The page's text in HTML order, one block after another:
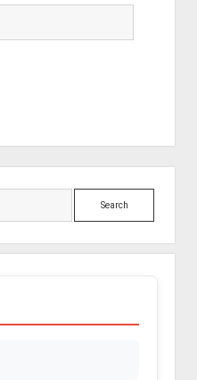
Search